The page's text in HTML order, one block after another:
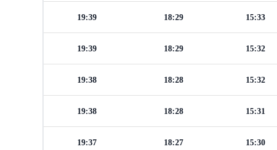
15:33
18:29
19:39
15:32
18:29
19:39
15:32
18:28
19:38
15:31
18:28
19:38
15:30
18:27
19:37